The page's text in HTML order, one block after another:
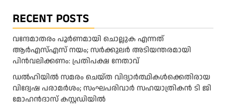
RECENT POSTS
വന്ദേമാതരം പൂർണമായി ചൊല്ലുക എന്നത്
ആര്‍എസ്എസ് നയം; സര്‍ക്കുലര്‍ അടിയന്തരമായി
പിന്‍വലിക്കണം: പ്രതിപക്ഷ നേതാവ്
ഡൽഹിയിൽ സമരം ചെയ്ത വിദ്യാർത്ഥികൾക്കെതിരായ
വിദ്വേഷ പരാമർശം; സംഘപരിവാർ സഹയാത്രികൻ ടി ജി
മോഹന്‍ദാസ് കസ്റ്റഡിയിൽ